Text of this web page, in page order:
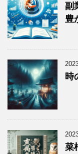
副
豊
時
菜